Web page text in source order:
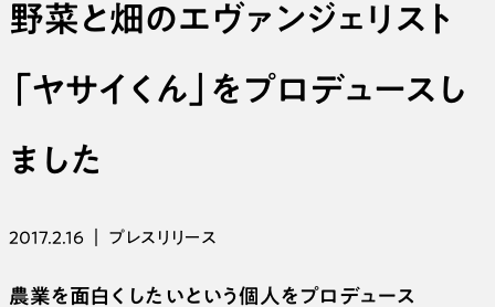
野菜と畑のエヴァンジェリスト
「ヤサイくん」をプロデュースし
ました
2017.2.16 プレスリリース
農業を面白くしたいという個人をプロデュース